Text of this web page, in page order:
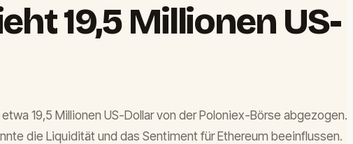
19,5 Millionen US-
19,5 Millionen US-Dollar von der Poloniex-Börse abgezogen.
die Liquidität und das Sentiment für Ethereum beeinflussen.